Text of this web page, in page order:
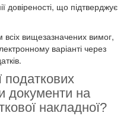
довіреності, що підтверджує
вищезазначених вимог,
варіанті через
податкових
документи на
накладної?